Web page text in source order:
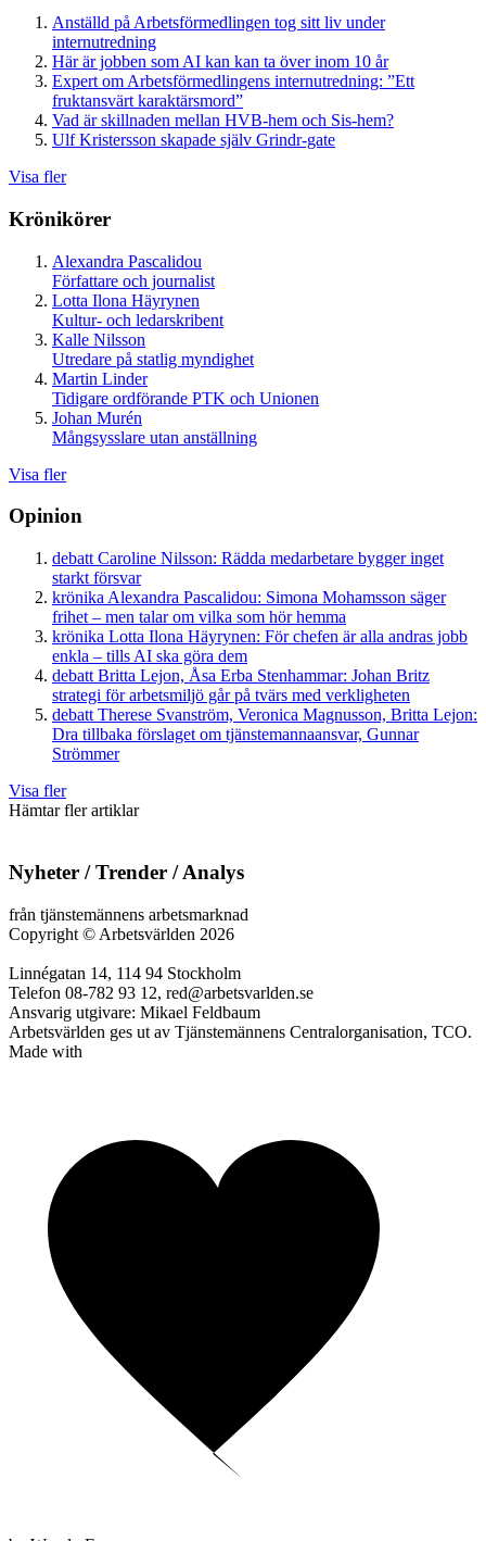
Anställd på Arbetsförmedlingen tog sitt liv under
internutredning
Här är jobben som AI kan kan ta över inom 10 år
Expert om Arbetsförmedlingens internutredning: ”Ett
fruktansvärt karaktärsmord”
Vad är skillnaden mellan HVB-hem och Sis-hem?
Ulf Kristersson skapade själv Grindr-gate
Visa fler
Krönikörer
Alexandra Pascalidou
Författare och journalist
Lotta Ilona Häyrynen
Kultur- och ledarskribent
Kalle Nilsson
Utredare på statlig myndighet
Martin Linder
Tidigare ordförande PTK och Unionen
Johan Murén
Mångsysslare utan anställning
Visa fler
Opinion
debatt Caroline Nilsson: Rädda medarbetare bygger inget
starkt försvar
krönika Alexandra Pascalidou: Simona Mohamsson säger
frihet – men talar om vilka som hör hemma
krönika Lotta Ilona Häyrynen: För chefen är alla andras jobb
enkla – tills AI ska göra dem
debatt Britta Lejon, Åsa Erba Stenhammar: Johan Britz
strategi för arbetsmiljö går på tvärs med verkligheten
debatt Therese Svanström, Veronica Magnusson, Britta Lejon:
Dra tillbaka förslaget om tjänstemannaansvar, Gunnar
Strömmer
Visa fler
Hämtar fler artiklar
Nyheter / Trender / Analys
från tjänstemännens arbetsmarknad
Copyright © Arbetsvärlden 2026
Linnégatan 14, 114 94 Stockholm
Telefon 08-782 93 12, red@arbetsvarlden.se
Ansvarig utgivare: Mikael Feldbaum
Arbetsvärlden ges ut av Tjänstemännens Centralorganisation, TCO.
Made with